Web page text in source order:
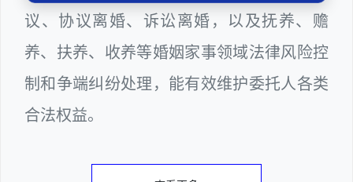
议、协议离婚、诉讼离婚，以及抚养、赡
养、扶养、收养等婚姻家事领域法律风险控
制和争端纠纷处理，能有效维护委托人各类
合法权益。